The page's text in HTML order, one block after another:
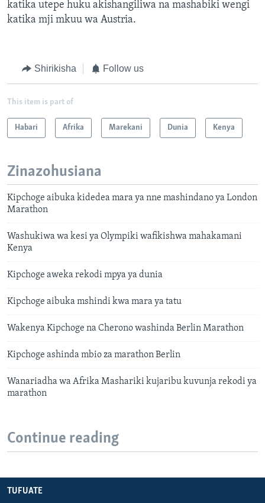
katika utepe huku akishangiliwa na mashabiki wengi
katika mji mkuu wa Austria.
Shirikisha Follow us
This item is part of
Habari Afrika Marekani Dunia Kenya
Zinazohusiana
Kipchoge aibuka kidedea mara ya nne mashindano ya London
Marathon
Washukiwa wa kesi ya Olympiki wafikishwa mahakamani
Kenya
Kipchoge aweka rekodi mpya ya dunia
Kipchoge aibuka mshindi kwa mara ya tatu
Wakenya Kipchoge na Cherono washinda Berlin Marathon
Kipchoge ashinda mbio za marathon Berlin
Wanariadha wa Afrika Mashariki kujaribu kuvunja rekodi ya
marathon
Continue reading
TUFUATE